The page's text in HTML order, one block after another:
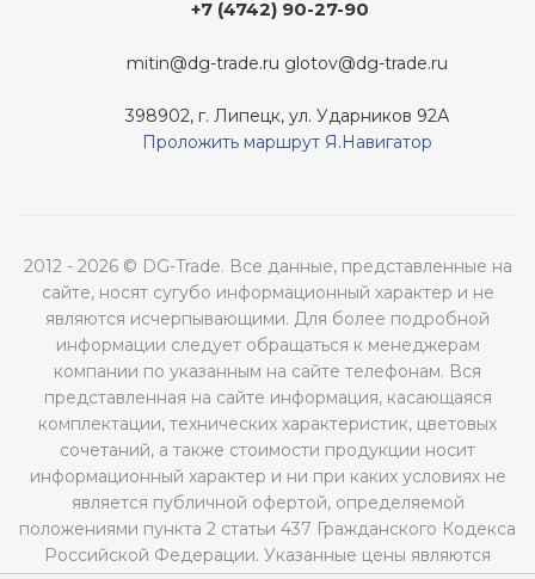
+7 (4742) 90-27-90
mitin@dg-trade.ru glotov@dg-trade.ru
398902, г. Липецк, ул. Ударников 92А
Проложить маршрут Я.Навигатор
2012 - 2026 © DG-Trade. Все данные, представленные на
сайте, носят сугубо информационный характер и не
являются исчерпывающими. Для более подробной
информации следует обращаться к менеджерам
компании по указанным на сайте телефонам. Вся
представленная на сайте информация, касающаяся
комплектации, технических характеристик, цветовых
сочетаний, а также стоимости продукции носит
информационный характер и ни при каких условиях не
является публичной офертой, определяемой
положениями пункта 2 статьи 437 Гражданского Кодекса
Российской Федерации. Указанные цены являются